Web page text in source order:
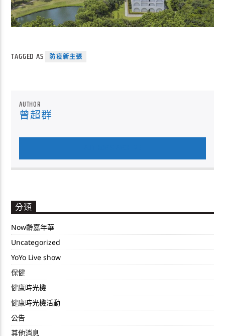
TAGGED AS 防疫新主張
AUTHOR
曾超群
分類
Now齡嘉年華
Uncategorized
YoYo Live show
保健
健康時光機
健康時光機活動
公告
其他消息